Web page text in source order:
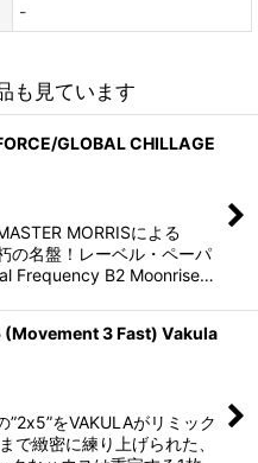
-
も見ています
GLOBAL CHILLAGE
MORRISによる
の名盤！レーベル・ペーパ
Frequency B2 Moonrise…
(Movement 3 Fast) Vakula
”2x5”をVAKULAがリミック
で緻密に練り上げられた、